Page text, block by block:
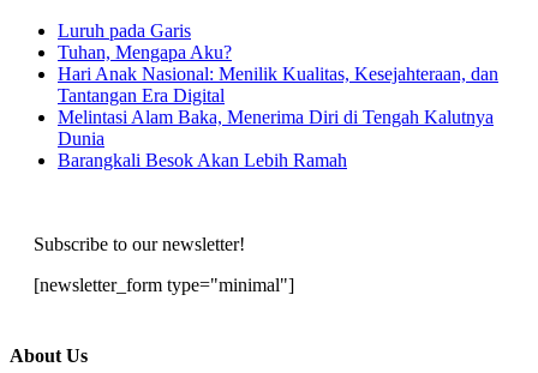
Luruh pada Garis
Tuhan, Mengapa Aku?
Hari Anak Nasional: Menilik Kualitas, Kesejahteraan, dan
Tantangan Era Digital
Melintasi Alam Baka, Menerima Diri di Tengah Kalutnya
Dunia
Barangkali Besok Akan Lebih Ramah
Subscribe to our newsletter!
[newsletter_form type="minimal"]
About Us